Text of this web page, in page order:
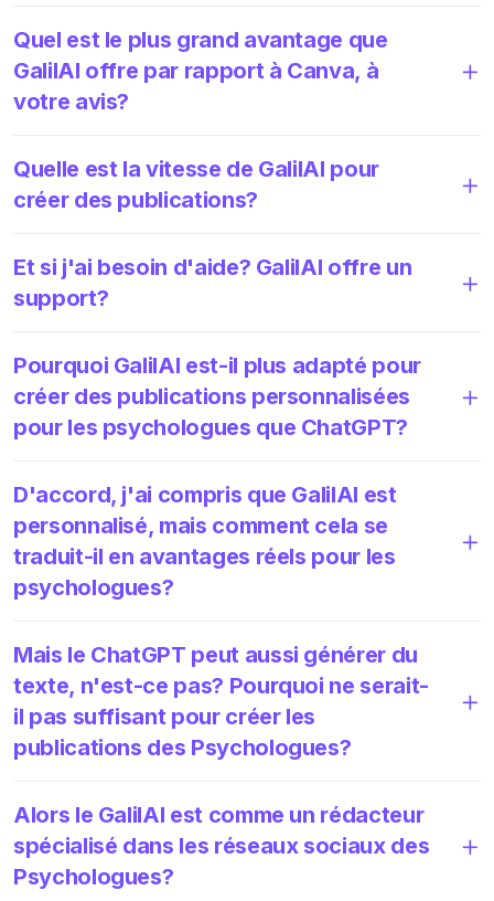
Quel est le plus grand avantage que
GalilAI offre par rapport à Canva, à
votre avis?
Quelle est la vitesse de GalilAI pour
créer des publications?
Et si j'ai besoin d'aide? GalilAI offre un
support?
Pourquoi GalilAI est-il plus adapté pour
créer des publications personnalisées
pour les psychologues que ChatGPT?
D'accord, j'ai compris que GalilAI est
personnalisé, mais comment cela se
traduit-il en avantages réels pour les
psychologues?
Mais le ChatGPT peut aussi générer du
texte, n'est-ce pas? Pourquoi ne serait-
il pas suffisant pour créer les
publications des Psychologues?
Alors le GalilAI est comme un rédacteur
spécialisé dans les réseaux sociaux des
Psychologues?